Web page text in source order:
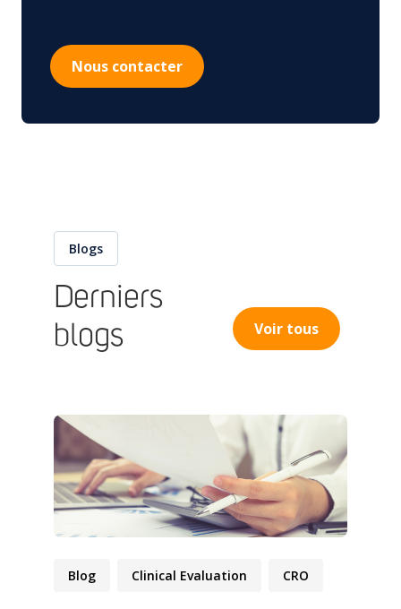
Nous contacter
de l'établissement étranger.
Blogs
Derniers
blogs
Voir tous
Blog Clinical Evaluation CRO